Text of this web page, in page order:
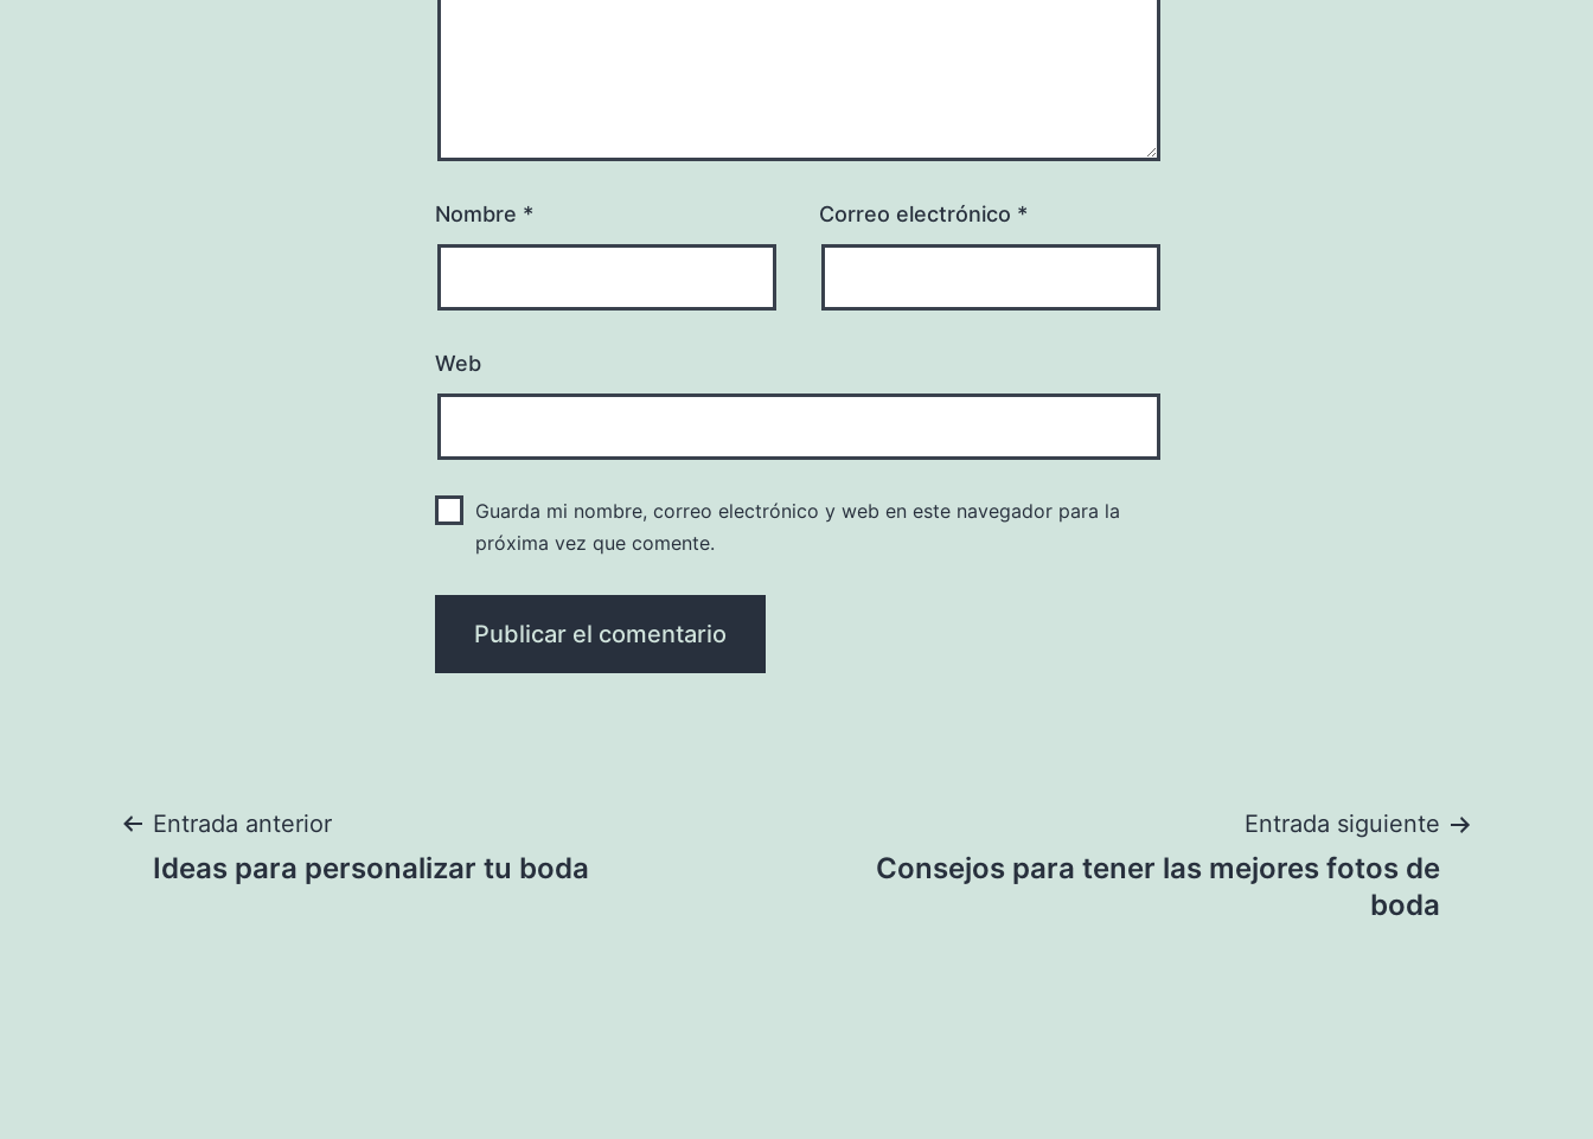
Nombre * Correo electrónico *
Web
Guarda mi nombre, correo electrónico y web en este navegador para la
próxima vez que comente.
Navegación
Entrada anterior
Ideas para personalizar tu boda
Entrada siguiente
Consejos para tener las mejores fotos de
boda